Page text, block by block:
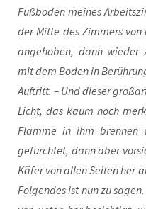
Fuß­bo­den mei­nes
der Mit­te des Zim­mers
ange­ho­ben, dann wie­der
mit dem Boden in
Auf­tritt. – Und die­ser
Licht, das kaum noch
Flam­me in ihm bren­nen
gefürch­tet, dann aber
Käfer von allen Sei­ten her
Fol­gen­des ist nun zu